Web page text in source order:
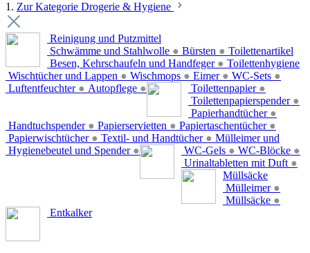
1. Zur Kategorie Drogerie & Hygiene
Reinigung und Putzmittel
Schwämme und Stahlwolle ● Bürsten ●
Besen, Kehrschaufeln und Handfeger ●
Wischtücher und Lappen ● Wischmops ● Eimer ● WC-Sets ●
Luftentfeuchter ● Autopflege ●
Toilettenartikel
Toilettenpapier ●
Toilettenpapierspender ●
Papierhandtücher ●
Handtuchspender ● Papierservietten ● Papiertaschentücher ●
Papierwischtücher ● Textil- und Handtücher ●
Hygienebeutel und Spender ●
Toilettenhygiene
WC-Gels ● WC-Blöcke ●
Urinaltabletten mit Duft ●
Mülleimer und
Müllsäcke
Mülleimer ●
Müllsäcke ●
Entkalker